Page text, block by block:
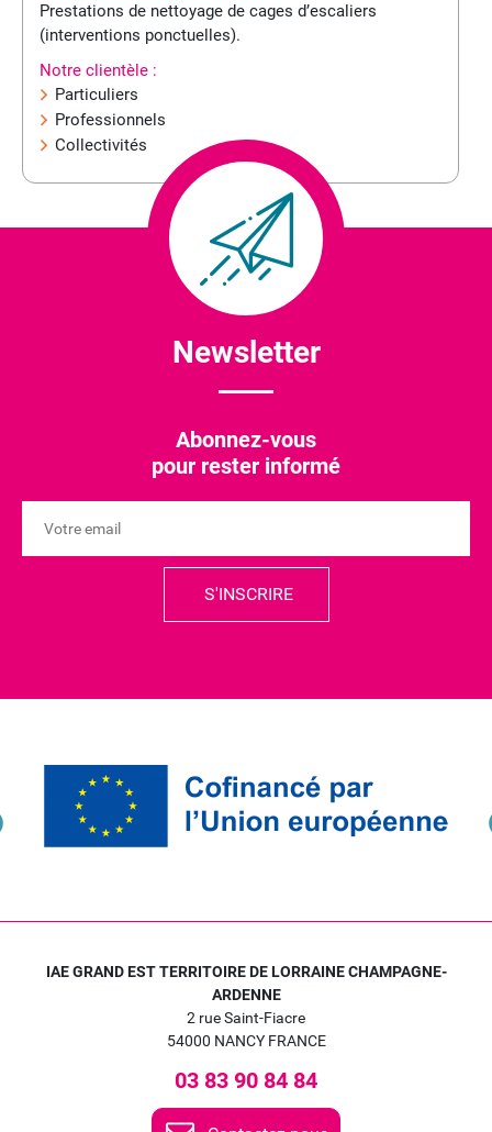
Prestations de nettoyage de cages d’escaliers
(interventions ponctuelles).
Notre clientèle :
Particuliers
Professionnels
Collectivités
Newsletter
Abonnez-vous
pour rester informé
IAE GRAND EST TERRITOIRE DE LORRAINE CHAMPAGNE-
ARDENNE
2 rue Saint-Fiacre
54000 NANCY FRANCE
03 83 90 84 84